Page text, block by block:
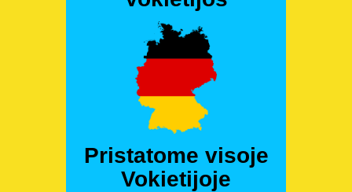
Pristatome visoje
Vokietijoje